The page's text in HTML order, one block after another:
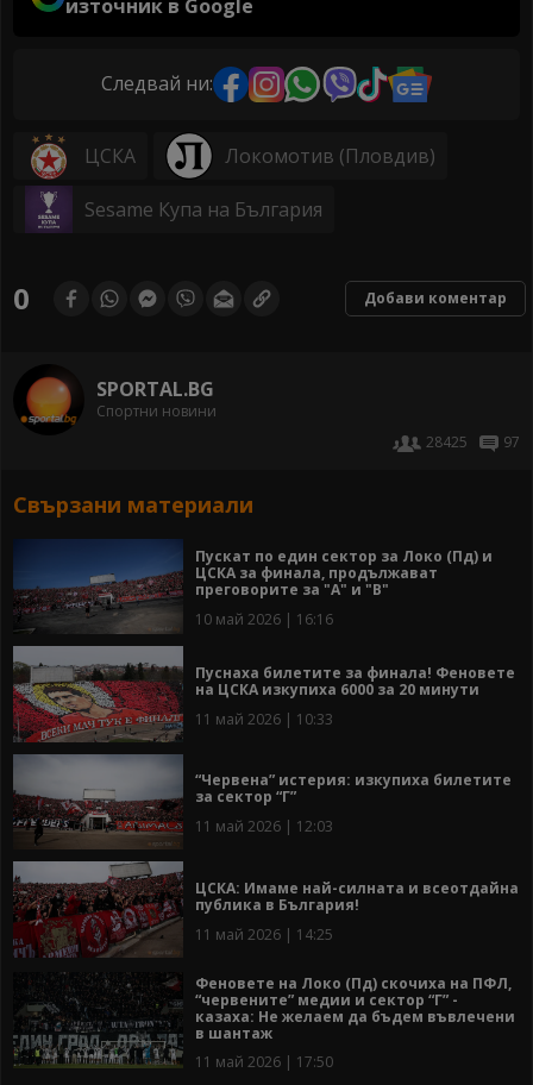
източник в Google
Следвай ни:
ЦСКА Локомотив (Пловдив)
Sesame Купа на България
0 Добави коментар
SPORTAL.BG
Спортни новини
28425
97
Свързани материали
Пускат по един сектор за Локо (Пд) и
ЦСКА за финала, продължават
преговорите за "А" и "В"
10 май 2026 | 16:16
Пуснаха билетите за финала! Феновете
на ЦСКА изкупиха 6000 за 20 минути
11 май 2026 | 10:33
“Червена” истерия: изкупиха билетите
за сектор “Г”
11 май 2026 | 12:03
ЦСКА: Имаме най-силната и всеотдайна
публика в България!
11 май 2026 | 14:25
Феновете на Локо (Пд) скочиха на ПФЛ,
“червените” медии и сектор “Г” -
казаха: Не желаем да бъдем въвлечени
в шантаж
11 май 2026 | 17:50